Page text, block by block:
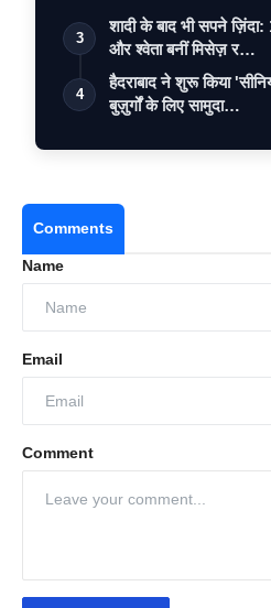
3
शादी के बाद भी सपने ज़िंदा:
और श्वेता बनीं मिसेज़ र…
4
हैदराबाद ने शुरू किया
बुज़ुर्गों के लिए सामुदा…
Comments
Name
Email
Comment